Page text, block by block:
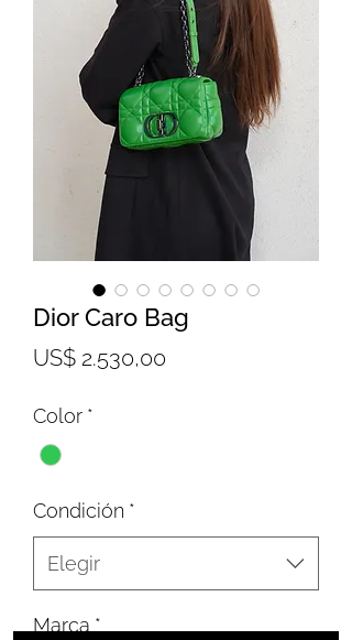
Dior Caro Bag
US$ 2.530,00
Color *
Condición *
Elegir
Marca *